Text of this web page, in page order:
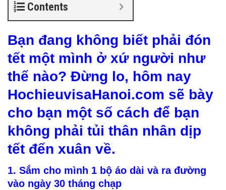
Contents
Bạn đang không biết phải đón
tết một mình ở xứ người như
thế nào? Đừng lo, hôm nay
HochieuvisaHanoi.com sẽ bày
cho bạn một số cách để bạn
không phải tủi thân nhân dịp
tết đến xuân về.
1. Sắm cho mình 1 bộ áo dài và ra đường
vào ngày 30 tháng chạp